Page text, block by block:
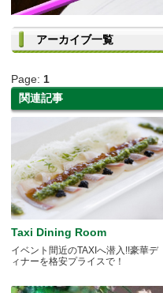
アーカイブ一覧
Page: 1
関連記事
Taxi Dining Room
イベント間近のTAXIへ潜入!!豪華デ
ィナーを格安プライスで！